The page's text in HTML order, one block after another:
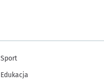
Sport
Edukacja